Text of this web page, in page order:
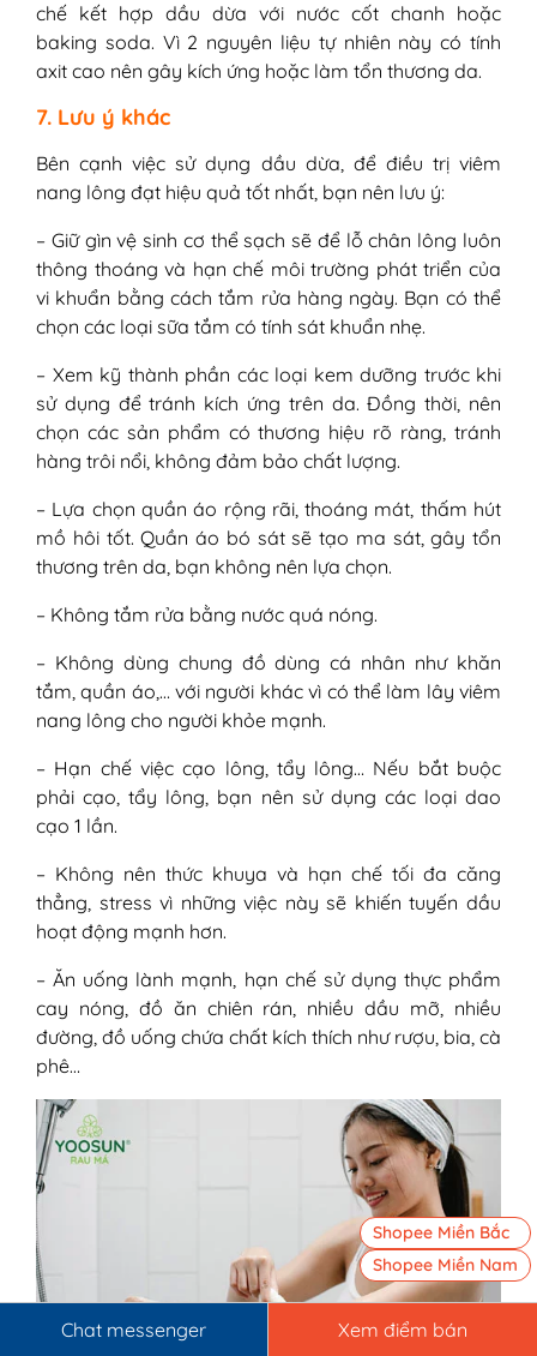
chế kết hợp dầu dừa với nước cốt chanh hoặc
baking soda. Vì 2 nguyên liệu tự nhiên này có tính
axit cao nên gây kích ứng hoặc làm tổn thương da.
7. Lưu ý khác
Bên cạnh việc sử dụng dầu dừa, để điều trị viêm
nang lông đạt hiệu quả tốt nhất, bạn nên lưu ý:
– Giữ gìn vệ sinh cơ thể sạch sẽ để lỗ chân lông luôn
thông thoáng và hạn chế môi trường phát triển của
vi khuẩn bằng cách tắm rửa hàng ngày. Bạn có thể
chọn các loại sữa tắm có tính sát khuẩn nhẹ.
– Xem kỹ thành phần các loại kem dưỡng trước khi
sử dụng để tránh kích ứng trên da. Đồng thời, nên
chọn các sản phẩm có thương hiệu rõ ràng, tránh
hàng trôi nổi, không đảm bảo chất lượng.
– Lựa chọn quần áo rộng rãi, thoáng mát, thấm hút
mồ hôi tốt. Quần áo bó sát sẽ tạo ma sát, gây tổn
thương trên da, bạn không nên lựa chọn.
– Không tắm rửa bằng nước quá nóng.
– Không dùng chung đồ dùng cá nhân như khăn
tắm, quần áo,… với người khác vì có thể làm lây viêm
nang lông cho người khỏe mạnh.
– Hạn chế việc cạo lông, tẩy lông… Nếu bắt buộc
phải cạo, tẩy lông, bạn nên sử dụng các loại dao
cạo 1 lần.
– Không nên thức khuya và hạn chế tối đa căng
thẳng, stress vì những việc này sẽ khiến tuyến dầu
hoạt động mạnh hơn.
– Ăn uống lành mạnh, hạn chế sử dụng thực phẩm
cay nóng, đồ ăn chiên rán, nhiều dầu mỡ, nhiều
đường, đồ uống chứa chất kích thích như rượu, bia, cà
phê…
Chat messenger Xem điểm bán
Shopee Miền Bắc
Shopee Miền Nam